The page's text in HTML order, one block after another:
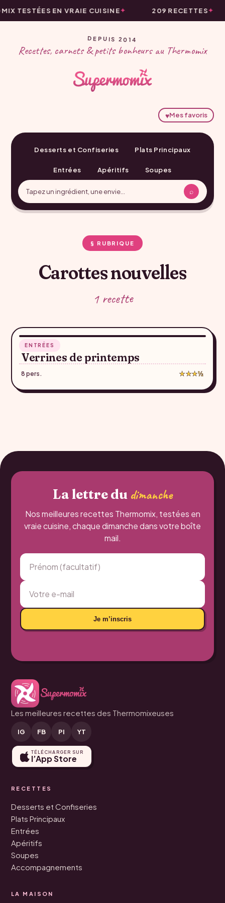
TESTÉES EN VRAIE CUISINE 209 RECETTES
DEPUIS 2014
Recettes, carnets & petits bonheurs au Thermomix
♥Mes favoris
Desserts et Confiseries Plats Principaux
Entrées Apéritifs Soupes
⌕
§ RUBRIQUE
Carottes nouvelles
1 recette
ENTRÉES
Verrines de printemps
8 pers. ★★★½
La lettre du dimanche
Nos meilleures recettes Thermomix, testées en
vraie cuisine, chaque dimanche dans votre boîte
mail.
Je m’inscris
Les meilleures recettes des Thermomixeuses
IG FB PI YT
TÉLÉCHARGER SUR
l’App Store
RECETTES
Desserts et Confiseries
Plats Principaux
Entrées
Apéritifs
Soupes
Accompagnements
LA MAISON